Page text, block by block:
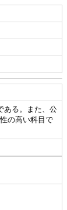
ある。また、公
の高い科目で